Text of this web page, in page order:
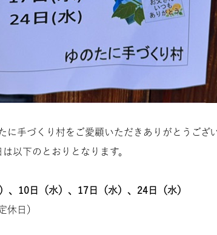
に手づくり村をご愛顧いただきありがとうござい
以下のとおりとなります。
、10日（水）、17日（水）、24日（水）
休日）